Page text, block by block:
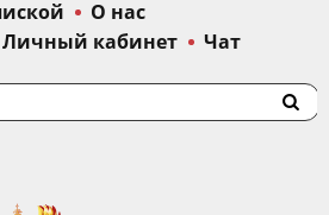
О нас
Личный кабинет Чат